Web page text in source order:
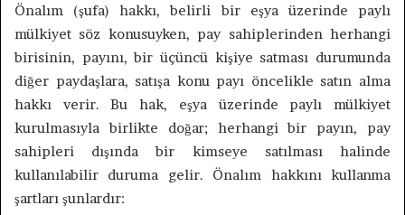
Önalım (şufa) hakkı, belirli bir eşya üzerinde paylı
mülkiyet söz konusuyken, pay sahiplerinden herhangi
birisinin, payını, bir üçüncü kişiye satması durumunda
diğer paydaşlara, satışa konu payı öncelikle satın alma
hakkı verir. Bu hak, eşya üzerinde paylı mülkiyet
kurulmasıyla birlikte doğar; herhangi bir payın, pay
sahipleri dışında bir kimseye satılması halinde
kullanılabilir duruma gelir. Önalım hakkını kullanma
şartları şunlardır: